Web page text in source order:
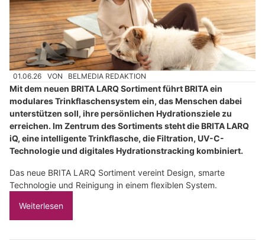
01.06.26 VON BELMEDIA REDAKTION
Mit dem neuen BRITA LARQ Sortiment führt BRITA ein
modulares Trinkflaschensystem ein, das Menschen dabei
unterstützen soll, ihre persönlichen Hydrationsziele zu
erreichen. Im Zentrum des Sortiments steht die BRITA LARQ
iQ, eine intelligente Trinkflasche, die Filtration, UV-C-
Technologie und digitales Hydrationstracking kombiniert.
Das neue BRITA LARQ Sortiment vereint Design, smarte
Technologie und Reinigung in einem flexiblen System.
Weiterlesen